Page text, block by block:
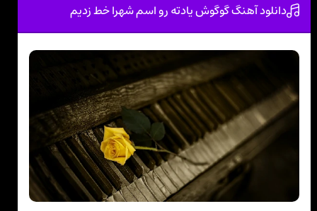
دانلود آهنگ گوگوش یادته رو اسم شهرا خط زدیم